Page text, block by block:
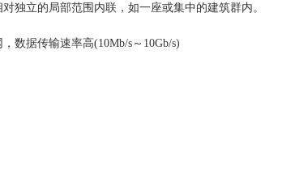
独立的局部范围内联，如一座或集中的建筑群内。
数据传输速率高(10Mb/s～10Gb/s)